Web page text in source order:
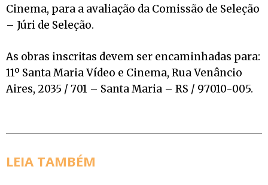
Cinema, para a avaliação da Comissão de Seleção
– Júri de Seleção.
As obras inscritas devem ser encaminhadas para:
11º Santa Maria Vídeo e Cinema, Rua Venâncio
Aires, 2035 / 701 – Santa Maria – RS / 97010-005.
LEIA TAMBÉM